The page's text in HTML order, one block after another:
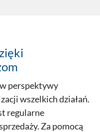
perspektywy
wszelkich działań.
regularne
Za pomocą